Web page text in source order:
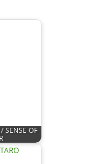
SENSE OF